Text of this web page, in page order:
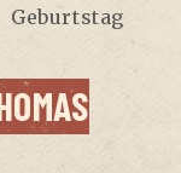
Geburtstag